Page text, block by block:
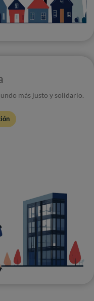
más justo y solidario.